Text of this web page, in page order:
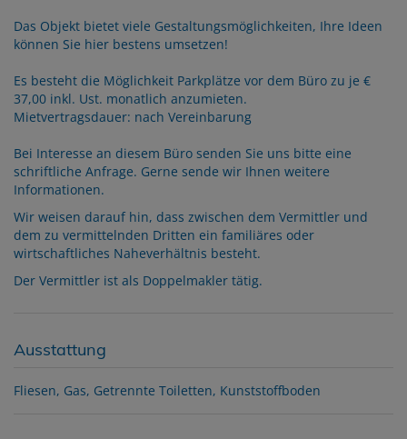
Das Objekt bietet viele Gestaltungsmöglichkeiten, Ihre Ideen
können Sie hier bestens umsetzen!
Es besteht die Möglichkeit Parkplätze vor dem Büro zu je €
37,00 inkl. Ust. monatlich anzumieten.
Mietvertragsdauer: nach Vereinbarung
Bei Interesse an diesem Büro senden Sie uns bitte eine
schriftliche Anfrage. Gerne sende wir Ihnen weitere
Informationen.
Wir weisen darauf hin, dass zwischen dem Vermittler und
dem zu vermittelnden Dritten ein familiäres oder
wirtschaftliches Naheverhältnis besteht.
Der Vermittler ist als Doppelmakler tätig.
Ausstattung
Fliesen Gas Getrennte Toiletten Kunststoffboden